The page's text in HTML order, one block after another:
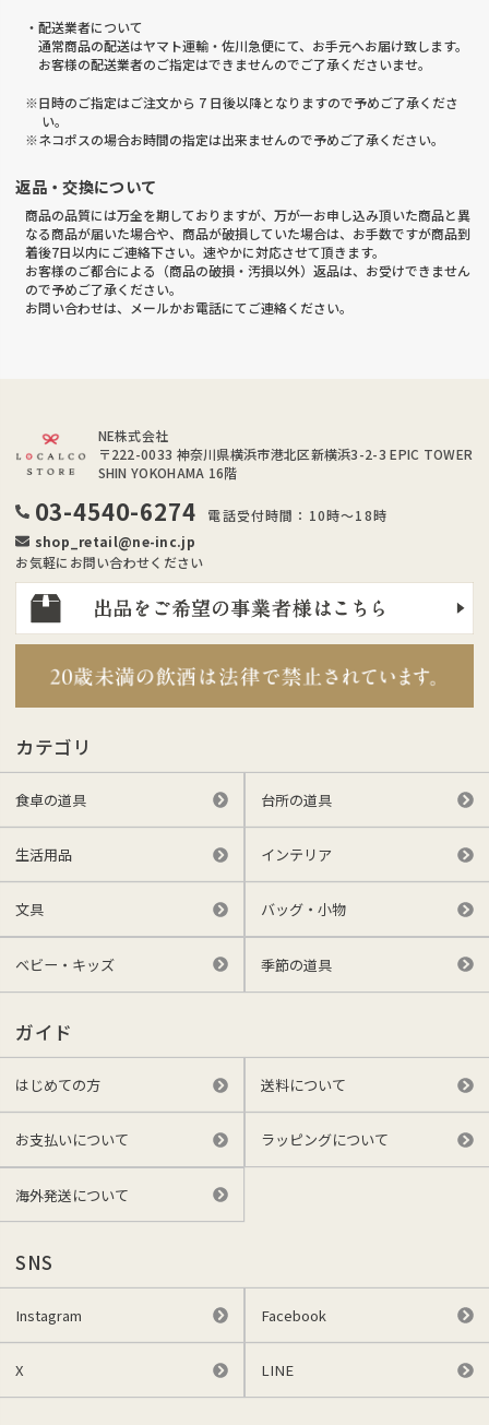
・配送業者について
通常商品の配送はヤマト運輸・佐川急便にて、お手元へお届け致します。
お客様の配送業者のご指定はできませんのでご了承くださいませ。
※日時のご指定はご注文から 7 日後以降となりますので予めご了承くださ
い。
※ネコポスの場合お時間の指定は出来ませんので予めご了承ください。
返品・交換について
商品の品質には万全を期しておりますが、万が一お申し込み頂いた商品と異
なる商品が届いた場合や、商品が破損していた場合は、お手数ですが商品到
着後7日以内にご連絡下さい。速やかに対応させて頂きます。
お客様のご都合による（商品の破損・汚損以外）返品は、お受けできません
ので予めご了承ください。
お問い合わせは、メールかお電話にてご連絡ください。
NE株式会社
〒222-0033 神奈川県横浜市港北区新横浜3-2-3 EPIC TOWER
SHIN YOKOHAMA 16階
03-4540-6274
電話受付時間：10時～18時
shop_retail@ne-inc.jp
お気軽にお問い合わせください
カテゴリ
食卓の道具 台所の道具
生活用品 インテリア
文具 バッグ・小物
ベビー・キッズ 季節の道具
ガイド
はじめての方 送料について
お支払いについて ラッピングについて
海外発送について
SNS
Instagram Facebook
X LINE